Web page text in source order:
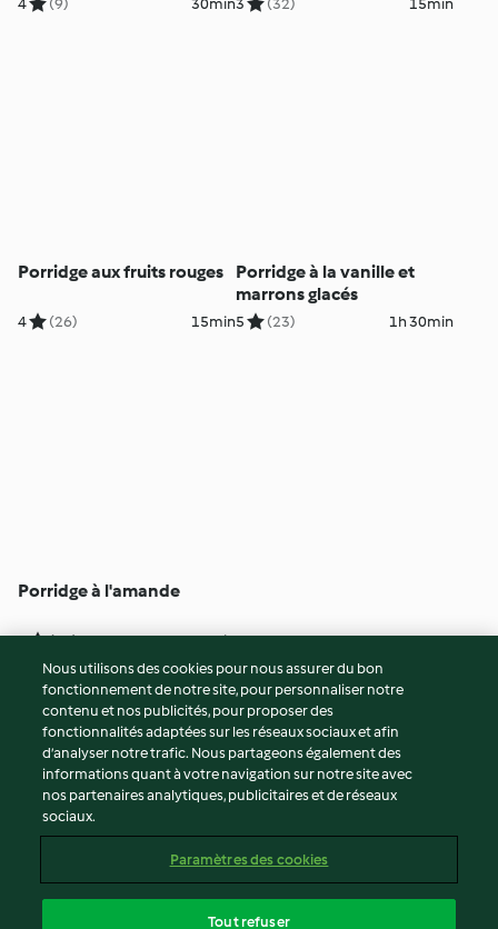
Porridge aux fruits rouges
4 (26) 15min
Porridge à la vanille et
marrons glacés
5 (23) 1h 30min
Porridge à l'amande
4 (85) 10min
© Copyright 2026
Conditions d'utilisation
Politique de confidentialité
Non-responsabilité
Mentions légales
Contenu du rapport
Nous utilisons des cookies pour nous assurer du bon
fonctionnement de notre site, pour personnaliser notre
contenu et nos publicités, pour proposer des
fonctionnalités adaptées sur les réseaux sociaux et afin
d’analyser notre trafic. Nous partageons également des
informations quant à votre navigation sur notre site avec
nos partenaires analytiques, publicitaires et de réseaux
sociaux.
Paramètres des cookies
Tout refuser